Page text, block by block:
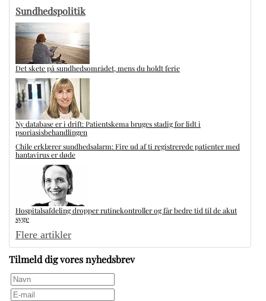
Sundhedspolitik
Det skete på sundhedsområdet, mens du holdt ferie
Ny database er i drift: Patientskema bruges stadig for lidt i
psoriasisbehandlingen
Chile erklærer sundhedsalarm: Fire ud af ti registrerede patienter med
hantavirus er døde
Hospitalsafdeling dropper rutinekontroller og får bedre tid til de akut
syge
Flere artikler
Tilmeld dig vores nyhedsbrev